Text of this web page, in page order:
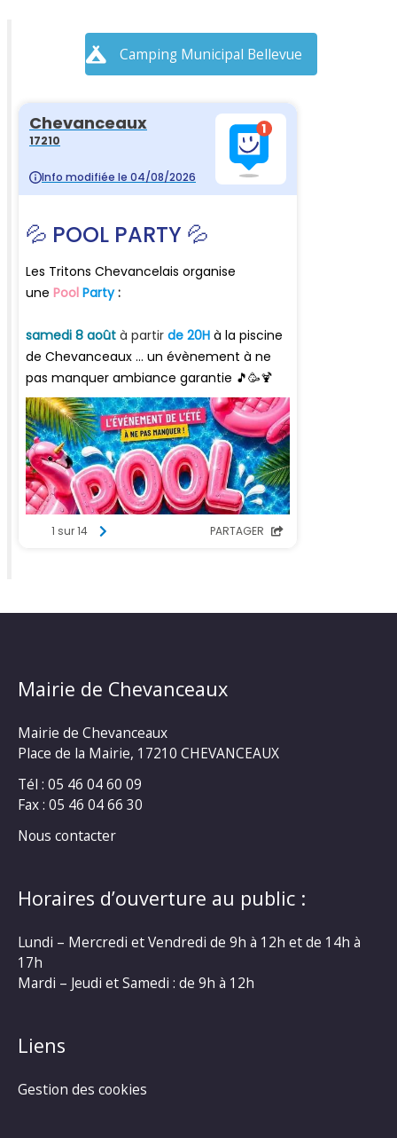
Camping Municipal Bellevue
Mairie de Chevanceaux
Mairie de Chevanceaux
Place de la Mairie, 17210 CHEVANCEAUX
Tél : 05 46 04 60 09
Fax : 05 46 04 66 30
Nous contacter
Horaires d’ouverture au public :
Lundi – Mercredi et Vendredi de 9h à 12h et de 14h à
17h
Mardi – Jeudi et Samedi : de 9h à 12h
Liens
Gestion des cookies